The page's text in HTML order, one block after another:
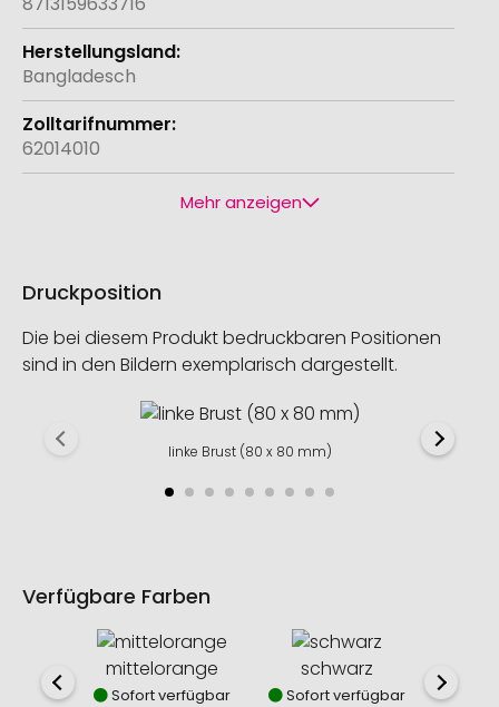
Bangladesch
62014010
Mehr anzeigen
Druckposition
Die bei diesem Produkt bedruckbaren Positionen
sind in den Bildern exemplarisch dargestellt.
linke Brust (80 x 80 mm)
Verfügbare Farben
mittelorange
Sofort verfügbar
schwarz
Sofort verfügbar